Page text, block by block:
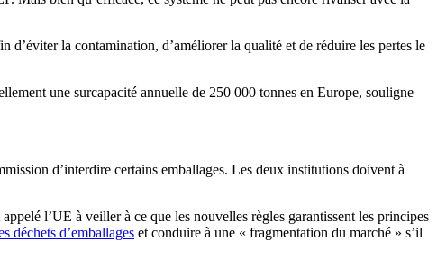
d’éviter la contamination, d’améliorer la qualité et de réduire les pertes le
une surcapacité annuelle de 250 000 tonnes en Europe, souligne
d’interdire certains emballages. Les deux institutions doivent à
l’UE à veiller à ce que les nouvelles règles garantissent les principes
déchets d’emballages et conduire à une « fragmentation du marché » s’il